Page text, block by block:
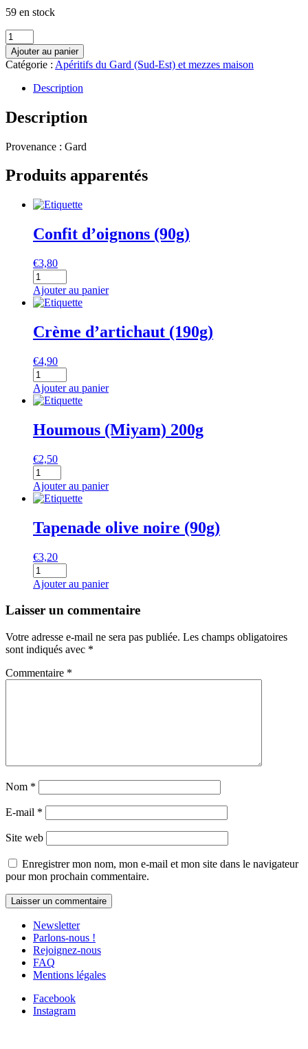
59 en stock
quantité
de
Crème
d'artichaut
(90g)
Ajouter au panier
Catégorie : Apéritifs du Gard (Sud-Est) et mezzes maison
Description
Description
Provenance : Gard
Produits apparentés
Confit d’oignons (90g)
€3,80
quantité
de
Confit
d'oignons
(90g)
Ajouter au panier
Crème d’artichaut (190g)
€4,90
quantité
de
Crème
d'artichaut
(190g)
Ajouter au panier
Houmous (Miyam) 200g
€2,50
quantité
de
Houmous
(Miyam)
200g
Ajouter au panier
Tapenade olive noire (90g)
€3,20
quantité
de
Tapenade
olive
noire
(90g)
Ajouter au panier
Laisser un commentaire
Votre adresse e-mail ne sera pas publiée. Les champs obligatoires
sont indiqués avec *
Commentaire *
Nom *
E-mail *
Site web
Enregistrer mon nom, mon e-mail et mon site dans le navigateur
pour mon prochain commentaire.
Newsletter
Parlons-nous !
Rejoignez-nous
FAQ
Mentions légales
Facebook
Instagram